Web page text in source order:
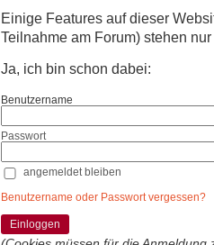
Einige Features auf dieser
Teilnahme am Forum) stehen
Ja, ich bin schon dabei:
Benutzername
Passwort
angemeldet bleiben
Benutzername oder Passwort vergessen?
Einloggen